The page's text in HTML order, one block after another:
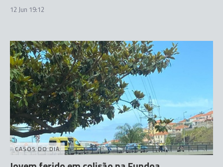
12 Jun 19:12
CASOS DO DIA